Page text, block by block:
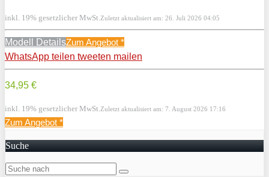
inkl. 19% gesetzlicher MwSt. Zuletzt aktualisiert am: 26. Juli 2026 04:05
Modell DetailsZum Angebot *
WhatsApp teilen tweeten mailen
34,95 €
inkl. 19% gesetzlicher MwSt. Zuletzt aktualisiert am: 7. August 2026 17:16
Zum Angebot *
Suche